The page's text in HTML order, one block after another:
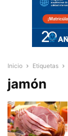
Inicio Etiquetas
jamón